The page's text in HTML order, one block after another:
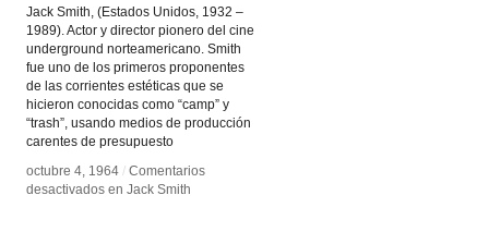
Jack Smith, (Estados Unidos, 1932 –
1989). Actor y director pionero del cine
underground norteamericano. Smith
fue uno de los primeros proponentes
de las corrientes estéticas que se
hicieron conocidas como “camp” y
“trash”, usando medios de producción
carentes de presupuesto
octubre 4, 1964 / Comentarios
desactivados en Jack Smith
octubre 4, 1964 / Comentarios
desactivados en Jack Smith